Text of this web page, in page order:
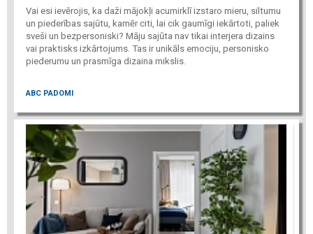
Vai esi ievērojis, ka daži mājokļi acumirklī izstaro mieru, siltumu
un piederības sajūtu, kamēr citi, lai cik gaumīgi iekārtoti, paliek
sveši un bezpersoniski? Māju sajūta nav tikai interjera dizains
vai praktisks izkārtojums. Tas ir unikāls emociju, personisko
piederumu un prasmīga dizaina mikslis.
ABC PADOMI